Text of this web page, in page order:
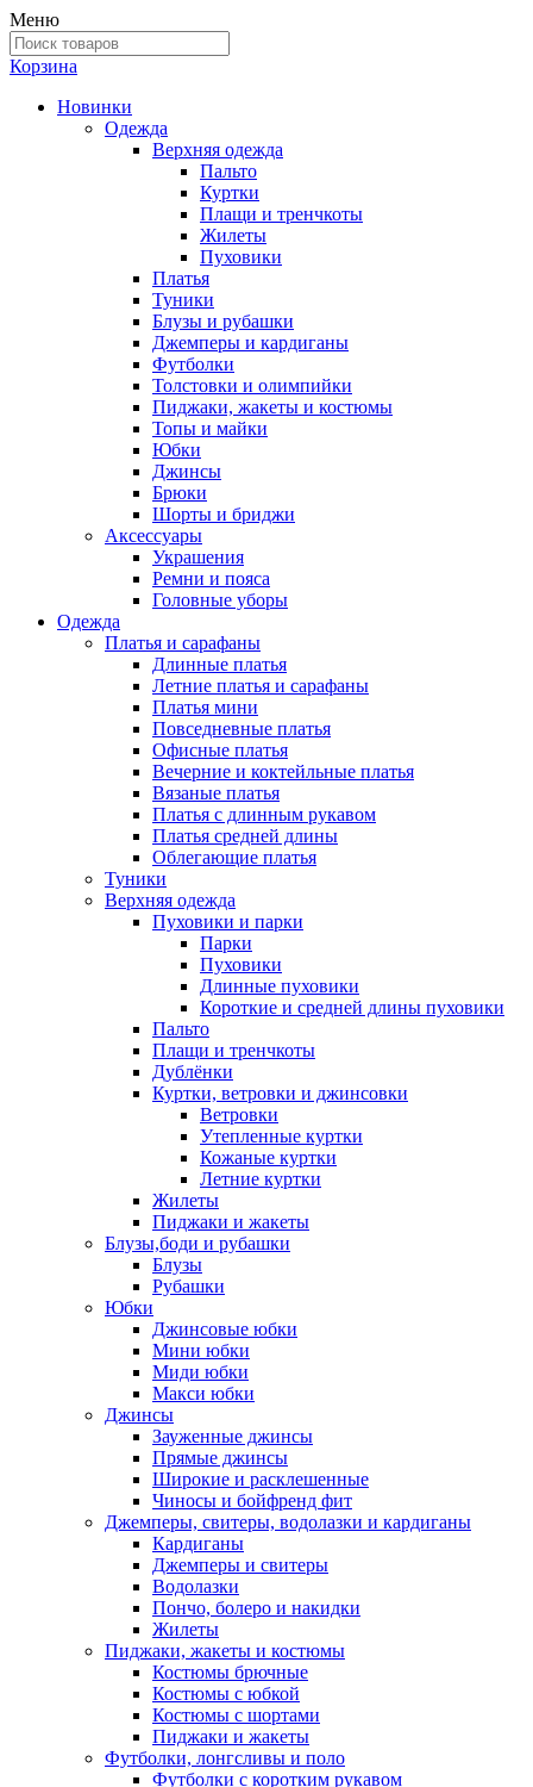
Меню
Корзина
Новинки
Одежда
Верхняя одежда
Пальто
Куртки
Плащи и тренчкоты
Жилеты
Пуховики
Платья
Туники
Блузы и рубашки
Джемперы и кардиганы
Футболки
Толстовки и олимпийки
Пиджаки, жакеты и костюмы
Топы и майки
Юбки
Джинсы
Брюки
Шорты и бриджи
Аксессуары
Украшения
Ремни и пояса
Головные уборы
Одежда
Платья и сарафаны
Длинные платья
Летние платья и сарафаны
Платья мини
Повседневные платья
Офисные платья
Вечерние и коктейльные платья
Вязаные платья
Платья с длинным рукавом
Платья средней длины
Облегающие платья
Туники
Верхняя одежда
Пуховики и парки
Парки
Пуховики
Длинные пуховики
Короткие и средней длины пуховики
Пальто
Плащи и тренчкоты
Дублёнки
Куртки, ветровки и джинсовки
Ветровки
Утепленные куртки
Кожаные куртки
Летние куртки
Жилеты
Пиджаки и жакеты
Блузы,боди и рубашки
Блузы
Рубашки
Юбки
Джинсовые юбки
Мини юбки
Миди юбки
Макси юбки
Джинсы
Зауженные джинсы
Прямые джинсы
Широкие и расклешенные
Чиносы и бойфренд фит
Джемперы, свитеры, водолазки и кардиганы
Кардиганы
Джемперы и свитеры
Водолазки
Пончо, болеро и накидки
Жилеты
Пиджаки, жакеты и костюмы
Костюмы брючные
Костюмы с юбкой
Костюмы с шортами
Пиджаки и жакеты
Футболки, лонгсливы и поло
Футболки с коротким рукавом